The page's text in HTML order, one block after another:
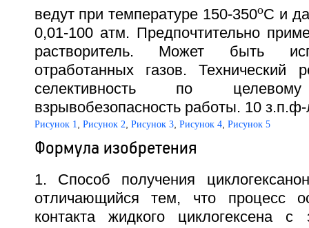
ведут при температуре 150-350oС и
0,01-100 атм. Предпочтительно
растворитель. Может быть
отработанных газов. Технический
селективность по
взрывобезопасность работы. 10
Рисунок 1 Рисунок 2 Рисунок 3, Рисунок 4, Рисунок 5
Формула изобретения
1. Способ получения
отличающийся тем, что процесс
контакта жидкого циклогексена